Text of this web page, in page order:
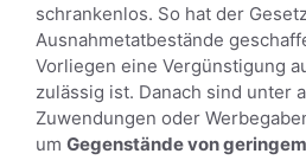
schrankenlos. So hat der
Ausnahmetatbestände
Vorliegen eine Vergünstigung
zulässig ist. Danach sind unter
Zuwendungen oder
um Gegenstände von